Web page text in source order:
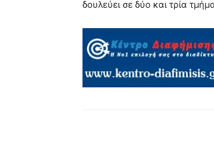
δουλεύει σε δύο και τρία